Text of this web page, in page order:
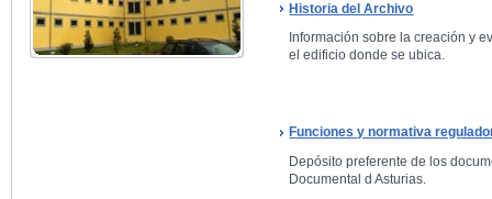
Historia del Archivo
Información sobre la creación y
el edificio donde se ubica.
Funciones y normativa
Depósito preferente de los
Documental d Asturias.